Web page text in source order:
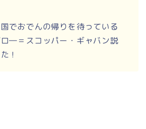
でおでんの帰りを待っている
―＝スコッパー・ギャバン説
！